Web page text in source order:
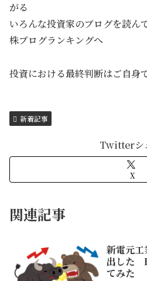
がる
いろんな投資家のブログを読ん
株ブログランキングへ
投資における最終判断はご自身
新着記事
Twitterシ
X
関連記事
新電元工
出した
てみた